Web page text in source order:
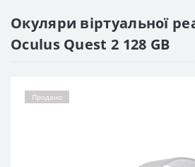
Окуляри віртуальної
Oculus Quest 2 128 GB
Продано